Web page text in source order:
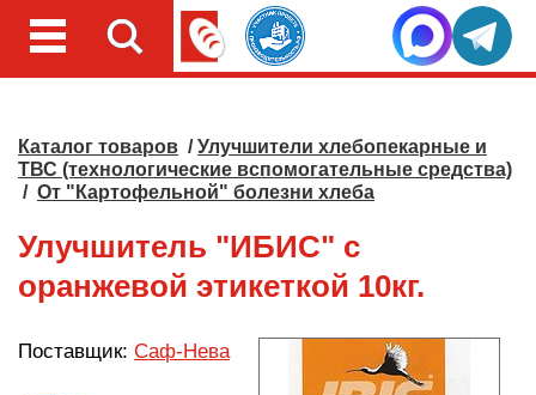
Каталог товаров /Улучшители хлебопекарные и
ТВС (технологические вспомогательные средства)
/ От "Картофельной" болезни хлеба
Улучшитель "ИБИС" с
оранжевой этикеткой 10кг.
Поставщик: Саф-Нева